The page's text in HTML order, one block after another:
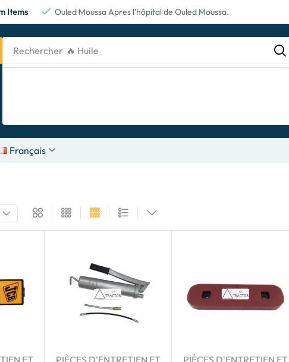
Items Ouled Moussa Apres l'hôpital de Ouled Moussa.
Rechercher 🔥 Batterie
Français